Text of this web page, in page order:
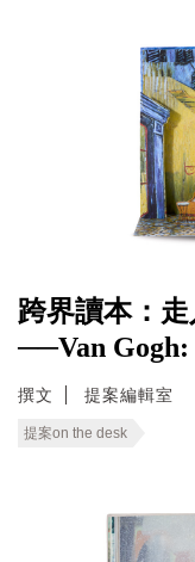
跨界讀本：
──Van Gogh:
撰文 提案編輯室
提案on the desk